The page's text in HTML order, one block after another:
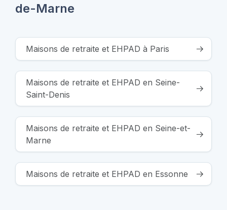
de-Marne
Maisons de retraite et EHPAD à Paris
Maisons de retraite et EHPAD en Seine-
Saint-Denis
Maisons de retraite et EHPAD en Seine-et-
Marne
Maisons de retraite et EHPAD en Essonne